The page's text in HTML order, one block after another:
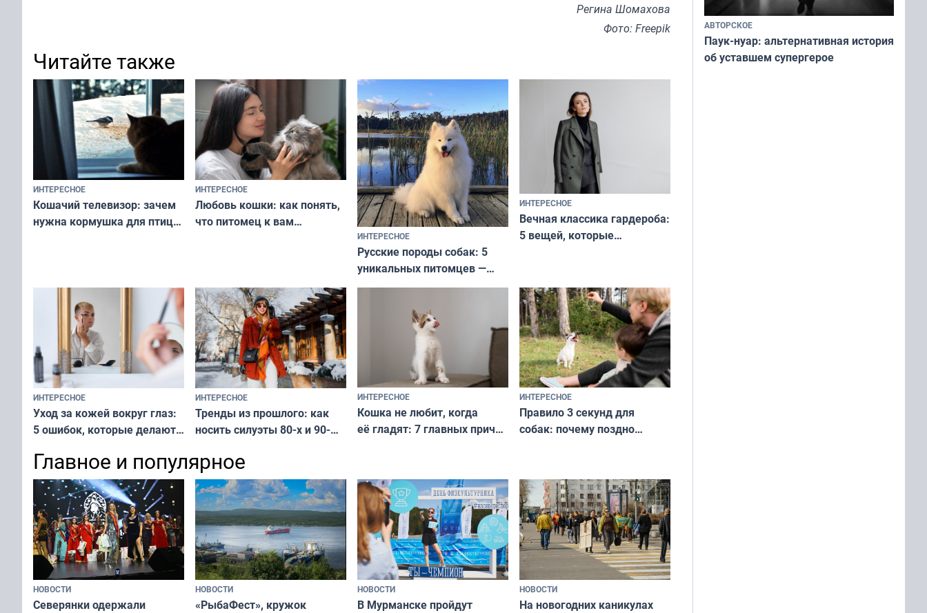
Регина Шомахова
Фото: Freepik
Читайте также
ИНТЕРЕСНОЕ
Кошачий телевизор: зачем
нужна кормушка для птиц
ИНТЕРЕСНОЕ
Любовь кошки: как понять,
что питомец к вам
ИНТЕРЕСНОЕ
Русские породы собак: 5
уникальных питомцев —
национальные сокровища
и характером
ИНТЕРЕСНОЕ
Вечная классика гардероба:
5 вещей, которые
и актуально в любой сезон
ИНТЕРЕСНОЕ
Уход за кожей вокруг глаз:
5 ошибок, которые делают
и вернуть свежий взгляд
без дорогих средств
ИНТЕРЕСНОЕ
Тренды из прошлого: как
носить силуэты 80-х и 90-
современно и стильно без
переплат
ИНТЕРЕСНОЕ
Кошка не любит, когда
её гладят: 7 главных причин
независимому питомцу
ИНТЕРЕСНОЕ
Правило 3 секунд для
собак: почему поздно
питомцу всё сразу и без
криков
Главное и популярное
НОВОСТИ
Северянки одержали
НОВОСТИ
«РыбаФест», кружок
НОВОСТИ
В Мурманске пройдут
НОВОСТИ
На новогодних каникулах
АВТОРСКОЕ
Паук-нуар: альтернативная история
об уставшем супергерое